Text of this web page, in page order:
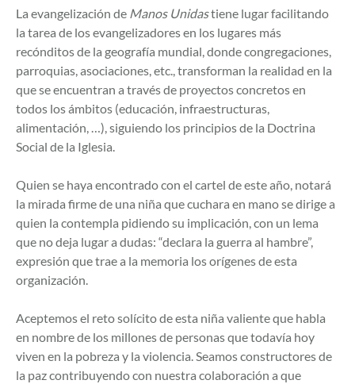
La evangelización de Manos Unidastiene lugar facilitando
la tarea de los evangelizadores en los lugares más
recónditos de la geografía mundial, donde congregaciones,
parroquias, asociaciones, etc., transforman la realidad en la
que se encuentran a través de proyectos concretos en
todos los ámbitos (educación, infraestructuras,
alimentación, …), siguiendo los principios de la Doctrina
Social de la Iglesia.
Quien se haya encontrado con el cartel de este año, notará
la mirada firme de una niña que cuchara en mano se dirige a
quien la contempla pidiendo su implicación, con un lema
que no deja lugar a dudas: “declara la guerra al hambre”,
expresión que trae a la memoria los orígenes de esta
organización.
Aceptemos el reto solícito de esta niña valiente que habla
en nombre de los millones de personas que todavía hoy
viven en la pobreza y la violencia. Seamos constructores de
la paz contribuyendo con nuestra colaboración a que